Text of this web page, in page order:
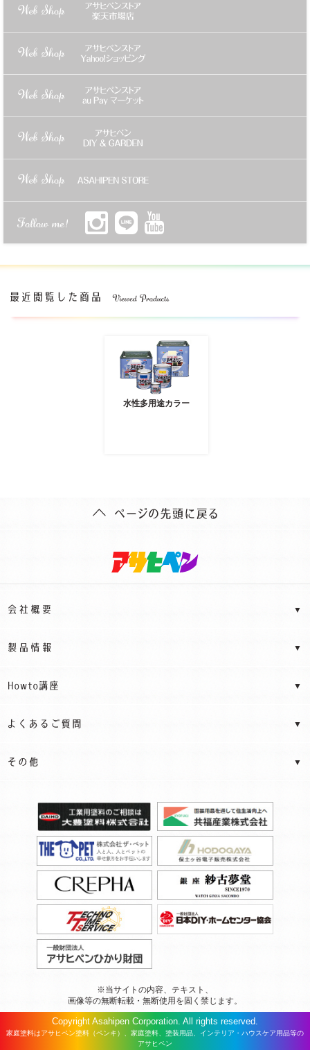
水性多用途カラー
※当サイトの内容、テキスト、
画像等の無断転載・無断使用を固く禁じます。
Copyright Asahipen Corporation. All rights reserved.
家庭塗料はアサヒペン塗料（ペンキ）、家庭塗料、塗装用品、インテリア・ハウスケア用品等の
アサヒペン